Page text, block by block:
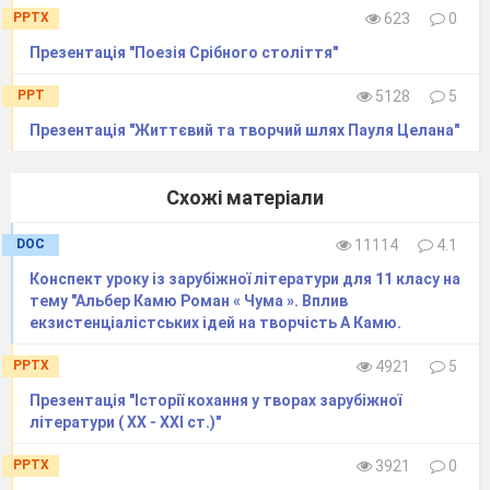
…тож хто ти, нарешті?
зла і вічно творить благо.
Й. Ґете
Тема заняття«Майстер і Маргарита»
Булгакова, як роман-міф, його джерела,
мотиви, поєднання реальності та
фантастики в романі.
ПЛАН:
1..Жанр та тематика роману «Майстер і
Маргарита».
2. Проблематика роману «Майстер і
Маргарита».
3.Композиційна своєрідність роману
«Майстер і Маргарита». 4. Система образів
PPTX 623
0
Презентація "Поезія Срібного століття"
PPT 5128
5
Презентація "Життєвий та творчий шлях Пауля Целана"
Схожі матеріали
DOC 11114
4.1
Конспект уроку із зарубіжної літератури для 11 класу на
тему "Альбер Камю Роман « Чума ». Вплив
екзистенціалістських ідей на творчість А Камю.
PPTX 4921
5
Презентація "Історії кохання у творах зарубіжної
літератури ( ХХ - ХХІ ст.)"
PPTX 3921
0